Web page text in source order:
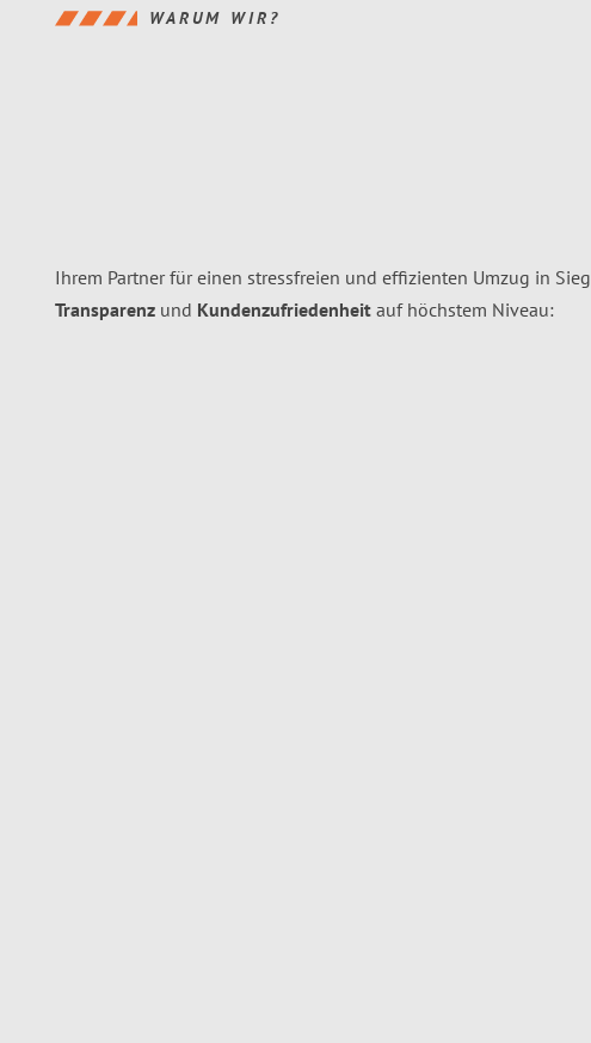
WARUM WIR?
Ihrem Partner für einen stressfreien und effizienten Umzug in
Transparenz und Kundenzufriedenheit auf höchstem Niveau: